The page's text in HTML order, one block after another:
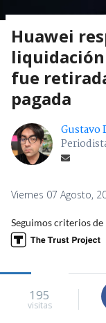
Huawei
fue
pagada
Gustavo
Viernes 07 Agosto,
Seguimos criterios de
195
visitas